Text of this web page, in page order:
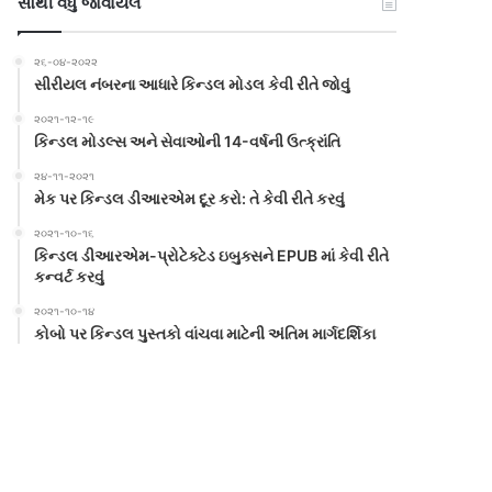
૨૬-૦૪-૨૦૨૨
સીરીયલ નંબરના આધારે કિન્ડલ મોડલ કેવી રીતે જોવું
૨૦૨૧-૧૨-૧૯
કિન્ડલ મોડલ્સ અને સેવાઓની 14-વર્ષની ઉત્ક્રાંતિ
૨૪-૧૧-૨૦૨૧
મેક પર કિન્ડલ ડીઆરએમ દૂર કરો: તે કેવી રીતે કરવું
૨૦૨૧-૧૦-૧૬
કિન્ડલ ડીઆરએમ-પ્રોટેક્ટેડ ઇબુક્સને EPUB માં કેવી રીતે
કન્વર્ટ કરવું
૨૦૨૧-૧૦-૧૪
કોબો પર કિન્ડલ પુસ્તકો વાંચવા માટેની અંતિમ માર્ગદર્શિકા